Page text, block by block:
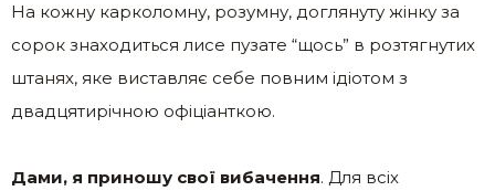
На кожну карколомну, розумну, доглянуту жінку за
сорок знаходиться лисе пузате “щось” в розтягнутих
штанях, яке виставляє себе повним ідіотом з
двадцятирічною офіціанткою.
Дами, я приношу свої вибачення. Для всіх